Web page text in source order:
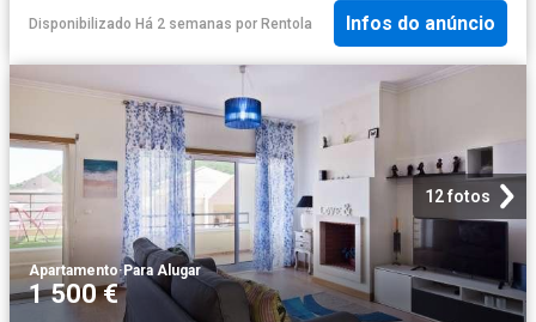
Disponibilizado Há 2 semanas por Rentola Infos do anúncio
12 fotos
Apartamento·Para Alugar
1 500 €